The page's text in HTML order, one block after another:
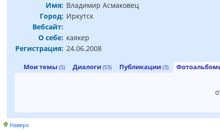
Имя: Владимир Асмаковец
Город: Иркутск
Вебсайт:
О себе: каякер
Регистрация: 24.06.2008
Мои темы (5) Диалоги (53) Публикации (3)
Наверх